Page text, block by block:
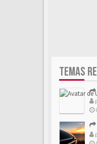
TEMAS